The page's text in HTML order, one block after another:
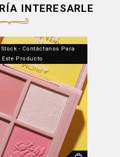
INTERESARLE
- Contáctanos Para
Producto